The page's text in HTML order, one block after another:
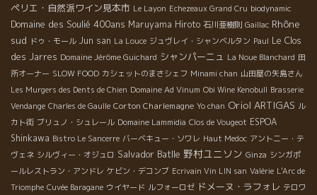
ペリエ・自然派ワイン見本市 Le Layon Echezeaux Grand Cru biodynamic
Domaine des Soulié 400ans Maruyama Hiroto 石川亜樹則 Gaillac Rhône
sud ドゥ・モール Jun san La Louce ジュヴレイ・シャンベルタン Paul Le Clos
des Jarres Domaine Jérôme Guichard シャンパーニュ La Noue Blanchard 田
所オーナー SLOW FOOD カシェットのまさシェフ Minami chan 山田屋の矢島さん
Les Murgers des Dents de Chien Domaine Ad Vinum Obi Wine Kenobull Brasserie
Vendange Charles de Gaulle Corton Charlemagne Yo chan Oriol ARTIGAS ル
カト街 ブリュノ・シュレール Domaine Lammidia Clos de Vougeot ESPOA
Shinkawa Bistro Le Sancerre バーベキュー・ソワレ Haut Medoc アントニー・テ
ヴェネ シルヴィー・オジュロ Salvador Batlle 野村ユニソン Ginza シンガポ
ールレストラン・アンドレ ケビン・デコンブ Ecrivain Vin LIN san Valérie L'Arc de
Triomphe Cuvée Baragane ウイヤード ルフォーロゼ ドメーヌ・ラフォレ テロワ